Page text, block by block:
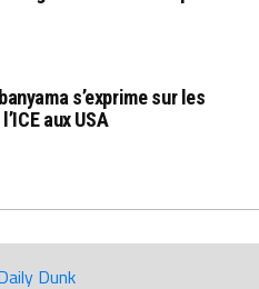
s’exprime sur les
aux USA